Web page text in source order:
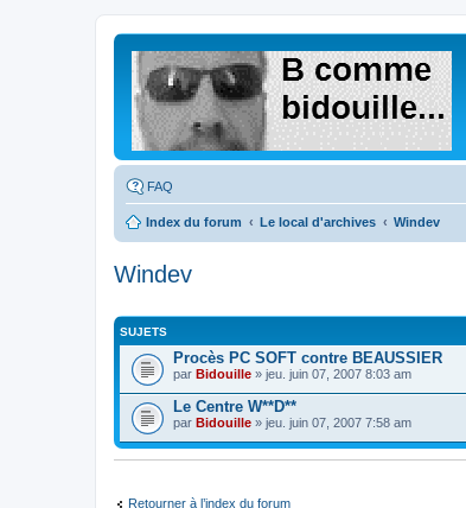
FAQ
Index du forum Le local d'archives Windev
Windev
SUJETS
Procès PC SOFT contre BEAUSSIER
par Bidouille » jeu. juin 07, 2007 8:03 am
Le Centre W**D**
par Bidouille » jeu. juin 07, 2007 7:58 am
Retourner à l’index du forum